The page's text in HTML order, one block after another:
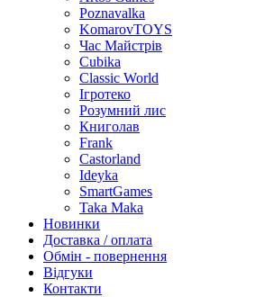
Poznavalka
KomarovTOYS
Час Майстрів
Cubika
Classic World
Ігротеко
Розумний лис
Книголав
Frank
Castorland
Ideyka
SmartGames
Taka Maka
Новинки
Доставка / оплата
Обмін - повернення
Відгуки
Контакти